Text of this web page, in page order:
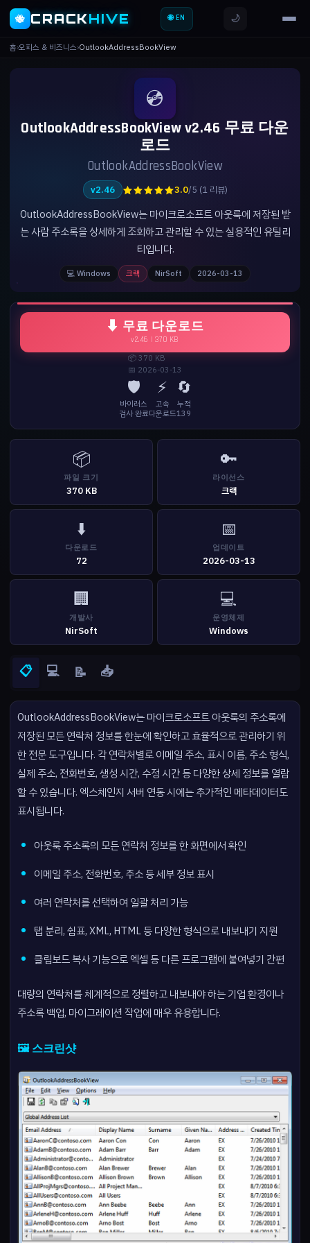
🐝 CRACKHIVE 🌐 EN 🌙
홈›오피스 & 비즈니스›OutlookAddressBookView
💿
OutlookAddressBookView v2.46 무료 다운
로드
OutlookAddressBookView
v2.46 ★★★★★3.0/5 (1 리뷰)
OutlookAddressBookView는 마이크로소프트 아웃룩에 저장된 받
는 사람 주소록을 상세하게 조회하고 관리할 수 있는 실용적인 유틸리
티입니다.
💻 Windows 크랙 NirSoft 2026-03-13
⬇ 무료 다운로드
v2.46 | 370 KB
📦 370 KB
📅 2026-03-13
🛡️
바이러스
검사 완료
⚡
고속
다운로드
🔄
누적
139
📦
파일 크기
370 KB
🔑
라이선스
크랙
⬇️
다운로드
72
📅
업데이트
2026-03-13
🏢
개발사
NirSoft
💻
운영체제
Windows
📋 💻 📝 📥
OutlookAddressBookView는 마이크로소프트 아웃룩의 주소록에
저장된 모든 연락처 정보를 한눈에 확인하고 효율적으로 관리하기 위
한 전문 도구입니다. 각 연락처별로 이메일 주소, 표시 이름, 주소 형식,
실제 주소, 전화번호, 생성 시간, 수정 시간 등 다양한 상세 정보를 열람
할 수 있습니다. 엑스체인지 서버 연동 시에는 추가적인 메타데이터도
표시됩니다.
아웃룩 주소록의 모든 연락처 정보를 한 화면에서 확인
이메일 주소, 전화번호, 주소 등 세부 정보 표시
여러 연락처를 선택하여 일괄 처리 가능
탭 분리, 쉼표, XML, HTML 등 다양한 형식으로 내보내기 지원
클립보드 복사 기능으로 엑셀 등 다른 프로그램에 붙여넣기 간편
대량의 연락처를 체계적으로 정렬하고 내보내야 하는 기업 환경이나
주소록 백업, 마이그레이션 작업에 매우 유용합니다.
🖼️ 스크린샷